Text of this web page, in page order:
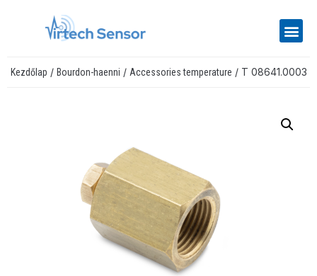
Kezdőlap / Bourdon-haenni / Accessories temperature / T 08641.0003